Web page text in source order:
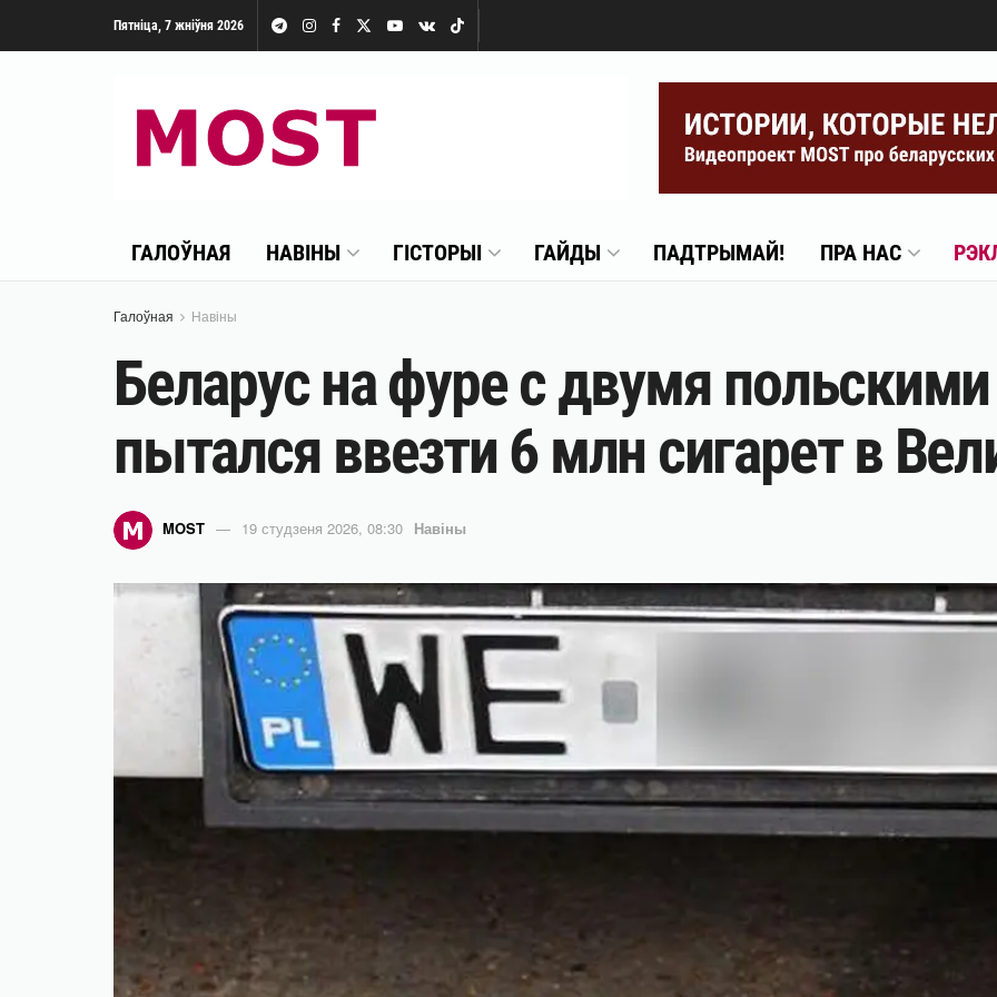
Пятніца, 7 жніўня 2026
ГАЛОЎНАЯ НАВІНЫ ГІСТОРЫІ ГАЙДЫ ПАДТРЫМАЙ! ПРА НАС
Галоўная Навіны
Беларус на фуре с двумя
пытался ввезти 6 млн сигарет в
MOST 19 студзеня 2026, 08:30 Навіны